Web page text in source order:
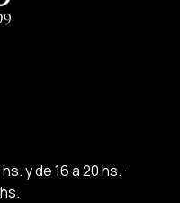
y de 16 a 20 hs. ·